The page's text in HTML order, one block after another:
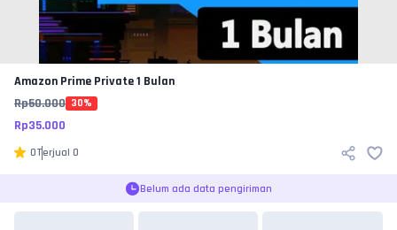
Amazon Prime Private 1 Bulan
Rp50.000 30%
Rp35.000
0Terjual 0
Belum ada data pengiriman